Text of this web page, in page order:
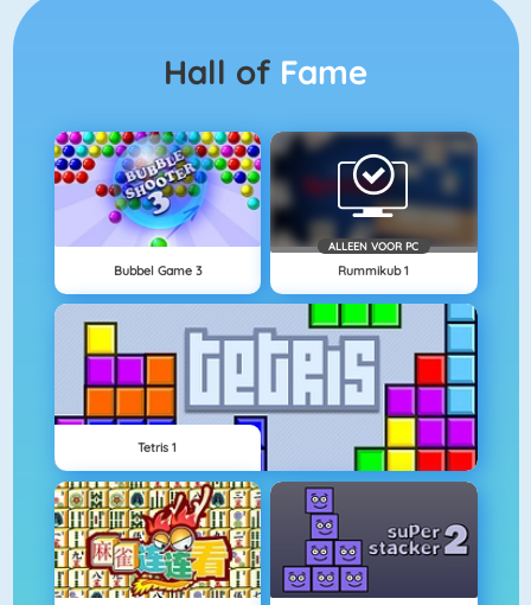
Hall of Fame
Bubbel Game 3
ALLEEN VOOR PC
Rummikub 1
Tetris 1